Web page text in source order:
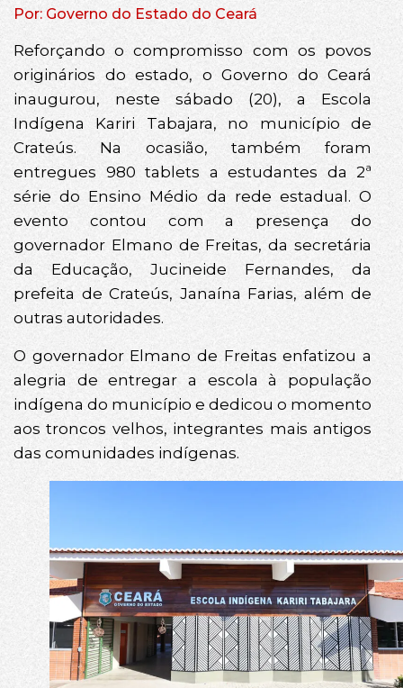
Por: Governo do Estado do Ceará
Reforçando o compromisso com os povos
originários do estado, o Governo do Ceará
inaugurou, neste sábado (20), a Escola
Indígena Kariri Tabajara, no município de
Crateús. Na ocasião, também foram
entregues 980 tablets a estudantes da 2ª
série do Ensino Médio da rede estadual. O
evento contou com a presença do
governador Elmano de Freitas, da secretária
da Educação, Jucineide Fernandes, da
prefeita de Crateús, Janaína Farias, além de
outras autoridades.
O governador Elmano de Freitas enfatizou a
alegria de entregar a escola à população
indígena do município e dedicou o momento
aos troncos velhos, integrantes mais antigos
das comunidades indígenas.